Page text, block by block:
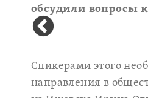
обсудили вопросы
Спикерами этого
направления в